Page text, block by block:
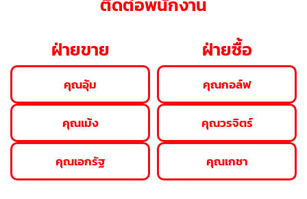
ฝ่ายขาย
คุณอุ้ม
คุณเม้ง
คุณเอกรัฐ
ฝ่ายซื้อ
คุณกอล์ฟ
คุณวรจิตร์
คุณเกชา